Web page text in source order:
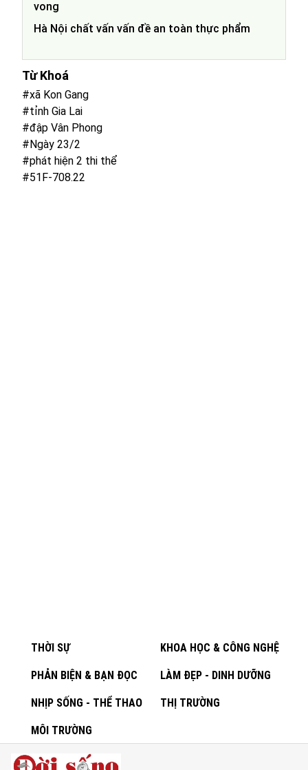
vong
Hà Nội chất vấn vấn đề an toàn thực phẩm
Từ Khoá
#xã Kon Gang
#tỉnh Gia Lai
#đập Vân Phong
#Ngày 23/2
#phát hiện 2 thi thể
#51F-708.22
THỜI SỰ KHOA HỌC & CÔNG NGHỆ
PHẢN BIỆN & BẠN ĐỌC LÀM ĐẸP - DINH DƯỠNG
NHỊP SỐNG - THỂ THAO THỊ TRƯỜNG
MÔI TRƯỜNG